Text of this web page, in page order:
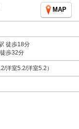
MAP
徒歩18分
歩32分
洋室5.2/洋室5.2）